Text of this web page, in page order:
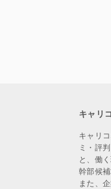
キャリ
キャリ
ミ・評
と、働
幹部候
また、